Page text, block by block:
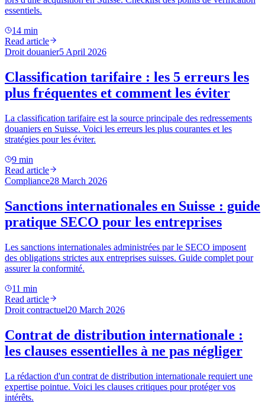
essentiels.
14 min
Read article
Droit douanier5 April 2026
Classification tarifaire : les 5 erreurs les
plus fréquentes et comment les éviter
La classification tarifaire est la source principale des redressements
douaniers en Suisse. Voici les erreurs les plus courantes et les
stratégies pour les éviter.
9 min
Read article
Compliance28 March 2026
Sanctions internationales en Suisse : guide
pratique SECO pour les entreprises
Les sanctions internationales administrées par le SECO imposent
des obligations strictes aux entreprises suisses. Guide complet pour
assurer la conformité.
11 min
Read article
Droit contractuel20 March 2026
Contrat de distribution internationale :
les clauses essentielles à ne pas négliger
La rédaction d'un contrat de distribution internationale requiert une
expertise pointue. Voici les clauses critiques pour protéger vos
intérêts.